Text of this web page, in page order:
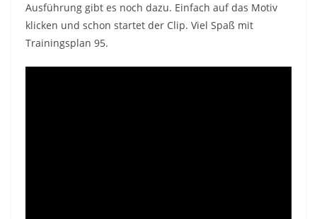
Ausführung gibt es noch dazu. Einfach auf das Motiv
klicken und schon startet der Clip. Viel Spaß mit
Trainingsplan 95.